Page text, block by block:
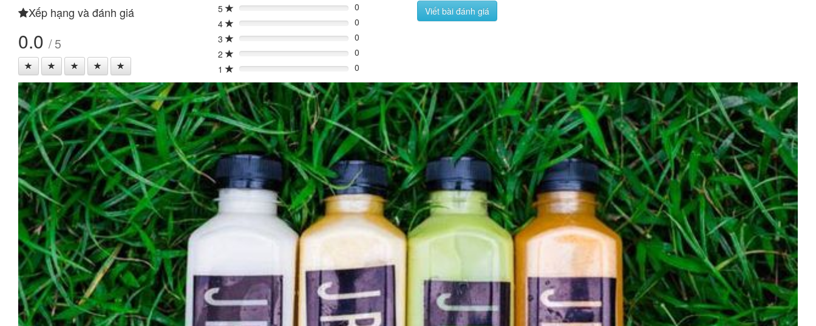
Xếp hạng và đánh giá
0.0 / 5
5 0%
0
4
0%
0
3
0%
0
2
0%
0
1
0% 0
Viết bài đánh giá